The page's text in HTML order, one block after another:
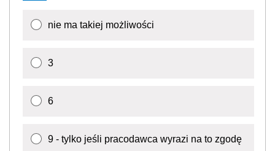
/
1
jeszcze przed porodem?